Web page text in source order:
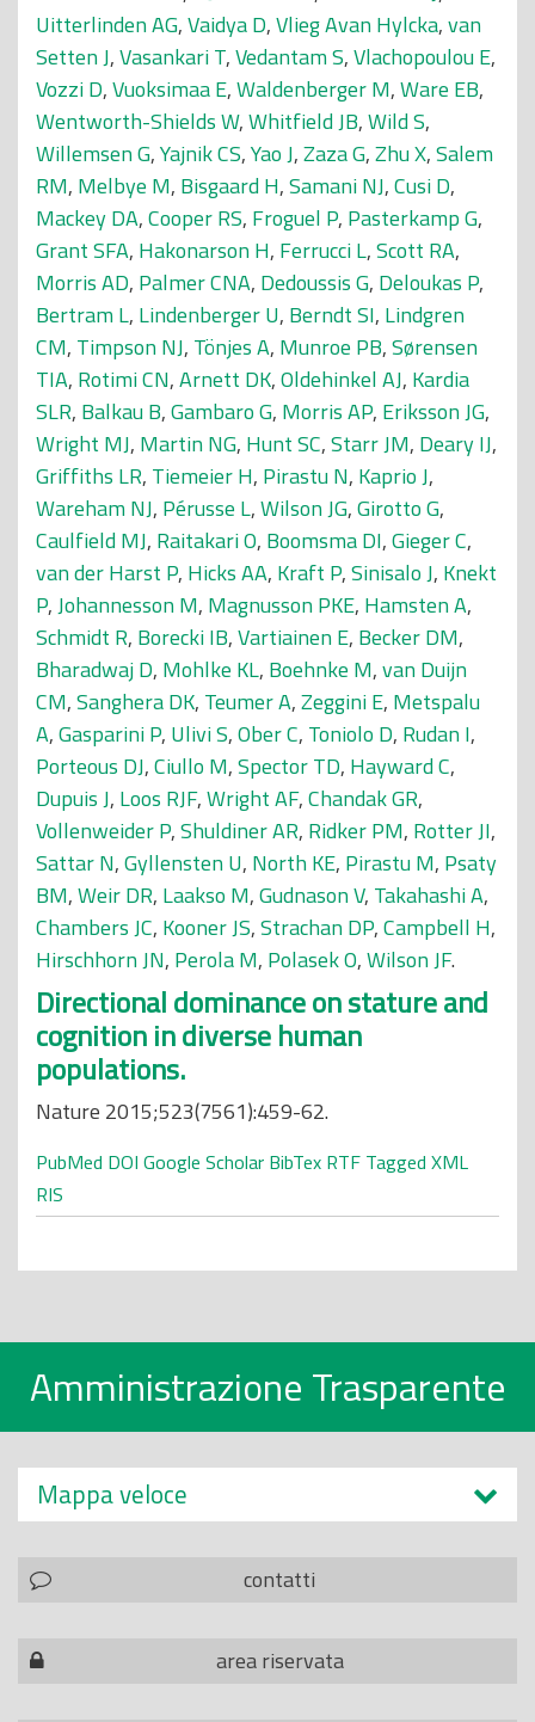
Uitterlinden AG,Vaidya D,Vlieg Avan Hylcka,van
Setten J,Vasankari T,Vedantam S,Vlachopoulou E,
Vozzi D,Vuoksimaa E,Waldenberger M,Ware EB,
Wentworth-Shields W,Whitfield JB,Wild S,
Willemsen G,Yajnik CS,Yao J,Zaza G,Zhu X,Salem
RM, Melbye M, Bisgaard H,Samani NJ,Cusi D,
Mackey DA,Cooper RS, Froguel P, Pasterkamp G,
Grant SFA, Hakonarson H, Ferrucci L,Scott RA,
Morris AD, Palmer CNA, Dedoussis G, Deloukas P,
Bertram L, Lindenberger U, Berndt SI, Lindgren
CM, Timpson NJ, Tönjes A, Munroe PB,Sørensen
TIA, Rotimi CN,Arnett DK,Oldehinkel AJ, Kardia
SLR, Balkau B,Gambaro G, Morris AP, Eriksson JG,
Wright MJ, Martin NG, Hunt SC,Starr JM, Deary IJ,
Griffiths LR, Tiemeier H, Pirastu N, Kaprio J,
Wareham NJ, Pérusse L,Wilson JG,Girotto G,
Caulfield MJ, Raitakari O, Boomsma DI,Gieger C,
van der Harst P, Hicks AA, Kraft P,Sinisalo J, Knekt
P,Johannesson M, Magnusson PKE, Hamsten A,
Schmidt R, Borecki IB,Vartiainen E, Becker DM,
Bharadwaj D, Mohlke KL, Boehnke M,van Duijn
CM,Sanghera DK, Teumer A,Zeggini E, Metspalu
A,Gasparini P, Ulivi S,Ober C, Toniolo D, Rudan I,
Porteous DJ,Ciullo M,Spector TD, Hayward C,
Dupuis J, Loos RJF,Wright AF,Chandak GR,
Vollenweider P,Shuldiner AR, Ridker PM, Rotter JI,
Sattar N,Gyllensten U, North KE, Pirastu M, Psaty
BM,Weir DR, Laakso M,Gudnason V, Takahashi A,
Chambers JC, Kooner JS,Strachan DP,Campbell H,
Hirschhorn JN, Perola M, Polasek O,Wilson JF.
Directional dominance on stature and
cognition in diverse human
populations.
Nature 2015;523(7561):459-62.
PubMed DOI Google Scholar BibTex RTF Tagged XML
RIS
Amministrazione Trasparente
Mappa veloce
contatti
area riservata